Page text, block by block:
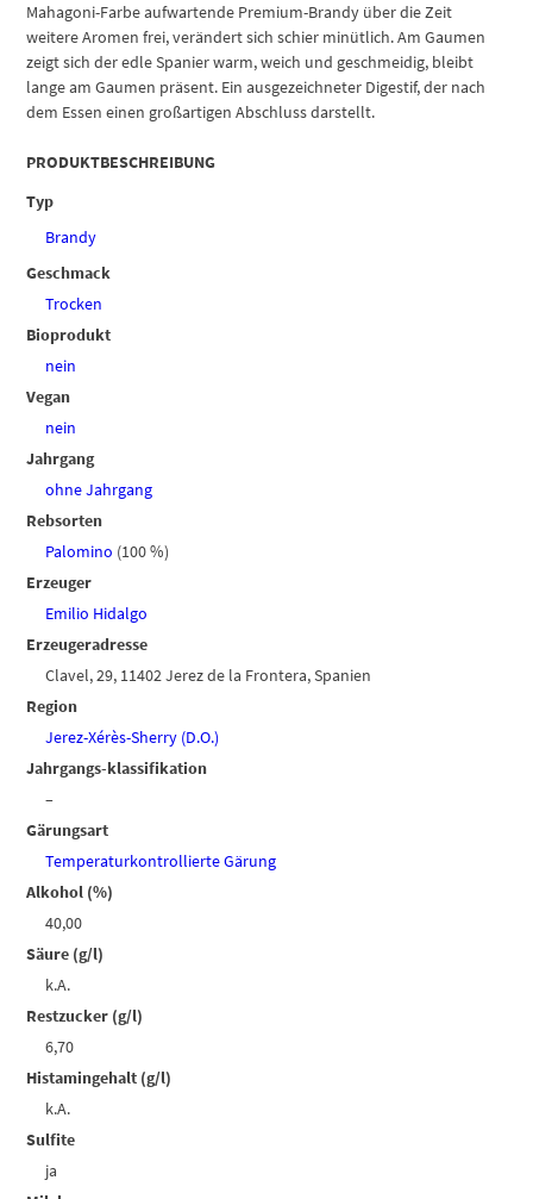
Mahagoni-Farbe aufwartende Premium-Brandy über die Zeit
weitere Aromen frei, verändert sich schier minütlich. Am Gaumen
zeigt sich der edle Spanier warm, weich und geschmeidig, bleibt
lange am Gaumen präsent. Ein ausgezeichneter Digestif, der nach
dem Essen einen großartigen Abschluss darstellt.
PRODUKTBESCHREIBUNG
Typ
Brandy
Geschmack
Trocken
Bioprodukt
nein
Vegan
nein
Jahrgang
ohne Jahrgang
Rebsorten
Palomino (100 %)
Erzeuger
Emilio Hidalgo
Erzeugeradresse
Clavel, 29, 11402 Jerez de la Frontera, Spanien
Region
Jerez-Xérès-Sherry (D.O.)
Jahrgangs-klassifikation
–
Gärungsart
Temperaturkontrollierte Gärung
Alkohol (%)
40,00
Säure (g/l)
k.A.
Restzucker (g/l)
6,70
Histamingehalt (g/l)
k.A.
Sulfite
ja